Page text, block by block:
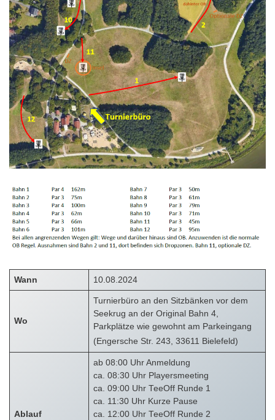
Wann 10.08.2024
Wo
Turnierbüro an den Sitzbänken vor dem
Seekrug an der Original Bahn 4,
Parkplätze wie gewohnt am Parkeingang
(Engersche Str. 243, 33611 Bielefeld)
Ablauf
ab 08:00 Uhr Anmeldung
ca. 08:30 Uhr Playersmeeting
ca. 09:00 Uhr TeeOff Runde 1
ca. 11:30 Uhr Kurze Pause
ca. 12:00 Uhr TeeOff Runde 2